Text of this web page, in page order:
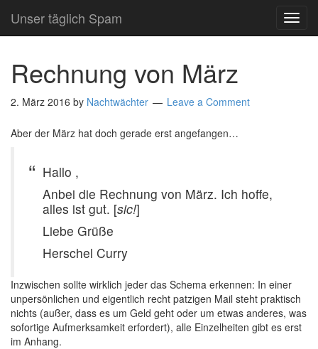
Unser täglich Spam
Rechnung von März
2. März 2016 by Nachtwächter Leave a Comment
Aber der März hat doch gerade erst angefangen…
Hallo ,
Anbei die Rechnung von März. Ich hoffe,
alles ist gut. [sic!]
Liebe Grüße
Herschel Curry
Inzwischen sollte wirklich jeder das Schema erkennen: In einer
unpersönlichen und eigentlich recht patzigen Mail steht praktisch
nichts (außer, dass es um Geld geht oder um etwas anderes, was
sofortige Aufmerksamkeit erfordert), alle Einzelheiten gibt es erst
im Anhang.